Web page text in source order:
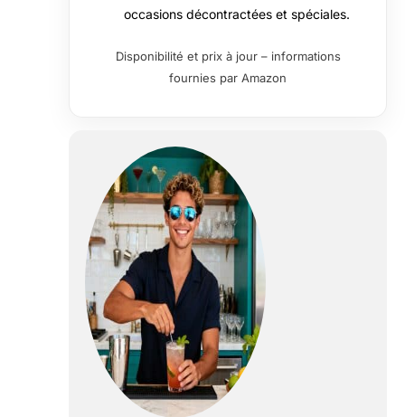
occasions décontractées et spéciales.
Disponibilité et prix à jour – informations
fournies par Amazon